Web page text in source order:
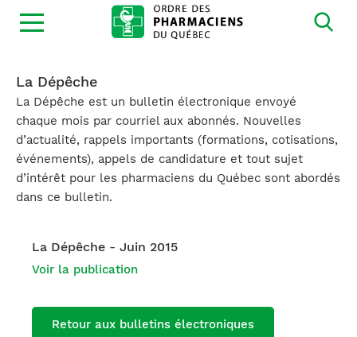
Ouvrir
la
La Dépêche
La Dépêche est un bulletin électronique envoyé
chaque mois par courriel aux abonnés. Nouvelles
d’actualité, rappels importants (formations, cotisations,
événements), appels de candidature et tout sujet
d’intérêt pour les pharmaciens du Québec sont abordés
dans ce bulletin.
La Dépêche - Juin 2015
Voir la publication
Retour aux bulletins électroniques